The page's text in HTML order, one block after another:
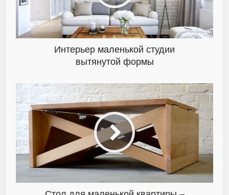
Интерьер маленькой студии
вытянутой формы